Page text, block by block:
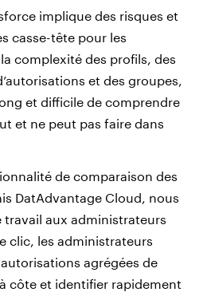
implique des risques et
casse-tête pour les
complexité des profils, des
et des groupes,
et difficile de comprendre
et ne peut pas faire dans
de comparaison des
DatAdvantage Cloud, nous
travail aux administrateurs
clic, les administrateurs
agrégées de
côte et identifier rapidement